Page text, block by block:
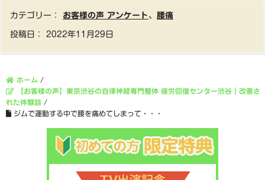
カテゴリー： お客様の声 アンケート 、 腰痛
投稿日： 2022年11月29日
ホーム /
【お客様の声】東京渋谷の自律神経専門整体 疲労回復センター渋谷｜改善さ
れた体験談 /
ジムで運動する中で腰を痛めてしまって・・・